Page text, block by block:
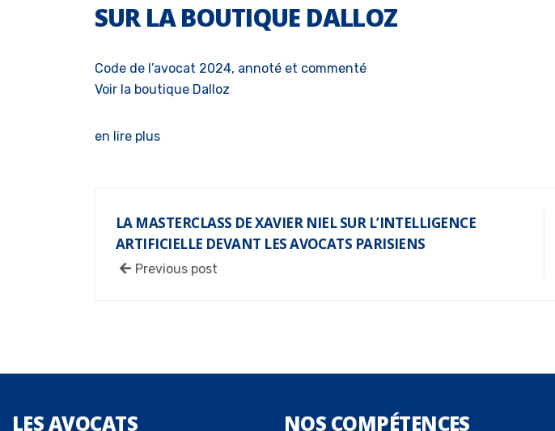
SUR LA BOUTIQUE DALLOZ
Code de l’avocat 2024, annoté et commenté
Voir la boutique Dalloz
en lire plus
LA MASTERCLASS DE XAVIER NIEL SUR L’INTELLIGENCE
ARTIFICIELLE DEVANT LES AVOCATS PARISIENS
Previous post
LESAVOCATS NOS COMPÉTENCES